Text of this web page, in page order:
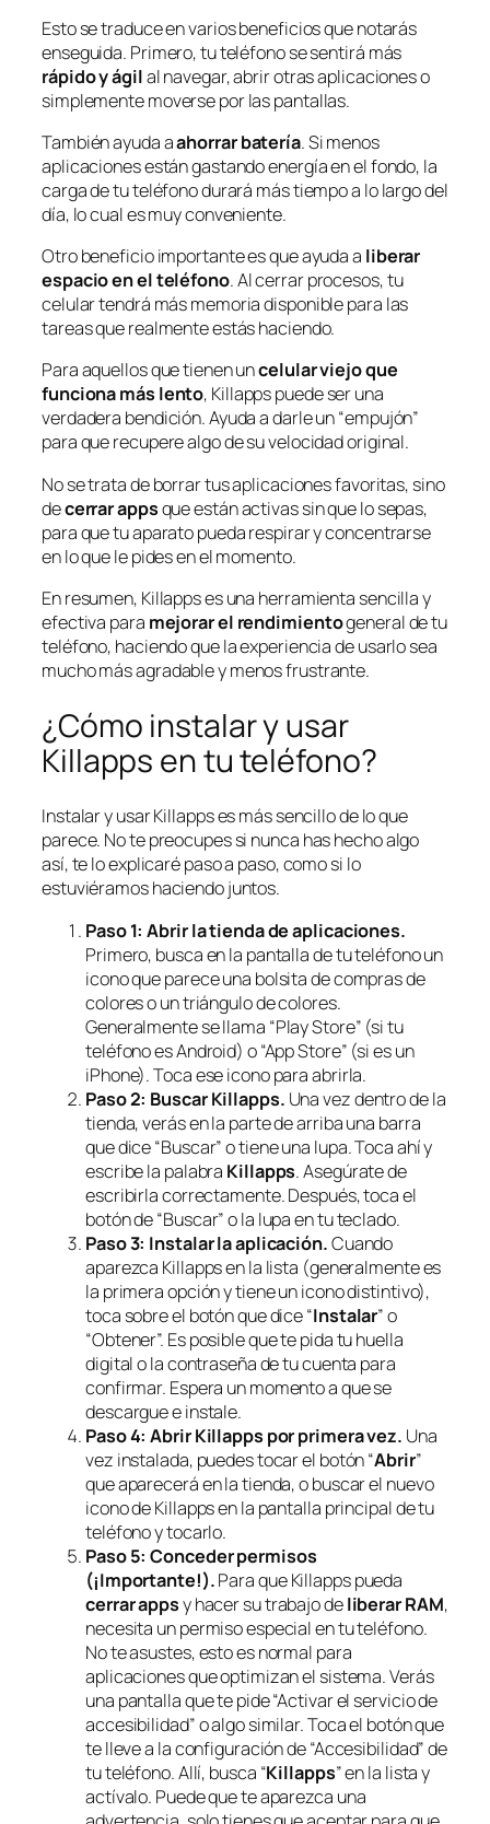
Esto se traduce en varios beneficios que notarás
enseguida. Primero, tu teléfono se sentirá más
rápido y ágilal navegar, abrir otras aplicaciones o
simplemente moverse por las pantallas.
También ayuda aahorrar batería. Si menos
aplicaciones están gastando energía en el fondo, la
carga de tu teléfono durará más tiempo a lo largo del
día, lo cual es muy conveniente.
Otro beneficio importante es que ayuda a liberar
espacio en el teléfono. Al cerrar procesos, tu
celular tendrá más memoria disponible para las
tareas que realmente estás haciendo.
Para aquellos que tienen uncelular viejo que
funciona más lento, Killapps puede ser una
verdadera bendición. Ayuda a darle un “empujón”
para que recupere algo de su velocidad original.
No se trata de borrar tus aplicaciones favoritas, sino
decerrar appsque están activas sin que lo sepas,
para que tu aparato pueda respirar y concentrarse
en lo que le pides en el momento.
En resumen, Killapps es una herramienta sencilla y
efectiva para mejorar el rendimientogeneral de tu
teléfono, haciendo que la experiencia de usarlo sea
mucho más agradable y menos frustrante.
¿Cómo instalar y usar
Killapps en tu teléfono?
Instalar y usar Killapps es más sencillo de lo que
parece. No te preocupes si nunca has hecho algo
así, te lo explicaré paso a paso, como si lo
estuviéramos haciendo juntos.
Paso 1: Abrir la tienda de aplicaciones.
Primero, busca en la pantalla de tu teléfono un
icono que parece una bolsita de compras de
colores o un triángulo de colores.
Generalmente se llama “Play Store” (si tu
teléfono es Android) o “App Store” (si es un
iPhone). Toca ese icono para abrirla.
Paso 2: Buscar Killapps. Una vez dentro de la
tienda, verás en la parte de arriba una barra
que dice “Buscar” o tiene una lupa. Toca ahí y
escribe la palabra Killapps. Asegúrate de
escribirla correctamente. Después, toca el
botón de “Buscar” o la lupa en tu teclado.
Paso 3: Instalar la aplicación.Cuando
aparezca Killapps en la lista (generalmente es
la primera opción y tiene un icono distintivo),
toca sobre el botón que dice “Instalar” o
“Obtener”. Es posible que te pida tu huella
digital o la contraseña de tu cuenta para
confirmar. Espera un momento a que se
descargue e instale.
Paso 4: Abrir Killapps por primera vez. Una
vez instalada, puedes tocar el botón “Abrir”
que aparecerá en la tienda, o buscar el nuevo
icono de Killapps en la pantalla principal de tu
teléfono y tocarlo.
Paso 5: Conceder permisos
(¡Importante!).Para que Killapps pueda
cerrar appsy hacer su trabajo deliberar RAM,
necesita un permiso especial en tu teléfono.
No te asustes, esto es normal para
aplicaciones que optimizan el sistema. Verás
una pantalla que te pide “Activar el servicio de
accesibilidad” o algo similar. Toca el botón que
te lleve a la configuración de “Accesibilidad” de
tu teléfono. Allí, busca “Killapps” en la lista y
actívalo. Puede que te aparezca una